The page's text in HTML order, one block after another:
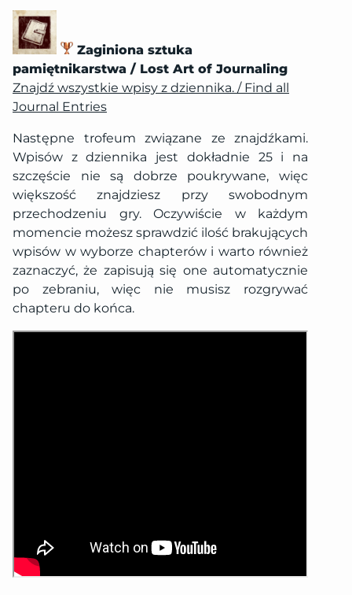
Zaginiona sztuka
pamiętnikarstwa / Lost Art of Journaling
Znajdź wszystkie wpisy z dziennika. / Find all
Journal Entries
Następne trofeum związane ze znajdźkami.
Wpisów z dziennika jest dokładnie 25 i na
szczęście nie są dobrze poukrywane, więc
większość znajdziesz przy swobodnym
przechodzeniu gry. Oczywiście w każdym
momencie możesz sprawdzić ilość brakujących
wpisów w wyborze chapterów i warto również
zaznaczyć, że zapisują się one automatycznie
po zebraniu, więc nie musisz rozgrywać
chapteru do końca.